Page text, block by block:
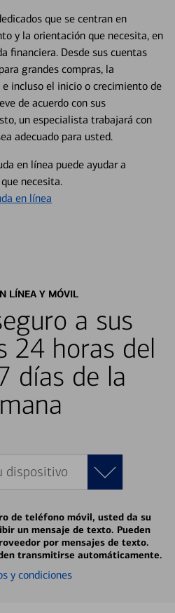
que se centran en
y la orientación que necesita, en
financiera. Desde sus cuentas
grandes compras, la
incluso el inicio o crecimiento de
de acuerdo con sus
un especialista trabajará con
adecuado para usted.
en línea puede ayudar a
necesita.
en línea
LÍNEA Y MÓVIL
a sus
24 horas del
días de la
dispositivo
de teléfono móvil, usted da su
un mensaje de texto. Pueden
por mensajes de texto.
transmitirse automáticamente.
y condiciones